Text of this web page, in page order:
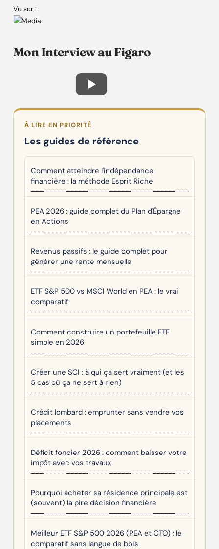
Vu sur :
Mon Interview au Figaro
À LIRE EN PRIORITÉ
Les guides de référence
Comment atteindre l'indépendance
financière : la méthode Esprit Riche
PEA 2026 : guide complet du Plan d'Épargne
en Actions
Revenus passifs : le guide complet pour
générer une rente mensuelle
ETF S&P 500 vs MSCI World en PEA : le vrai
comparatif
Comment construire un portefeuille ETF
simple en 2026
Créer une SCI : à qui ça sert vraiment (et les
5 cas où ça ne sert à rien)
Crédit lombard : emprunter sans vendre vos
placements
Déficit foncier 2026 : comment baisser votre
impôt avec vos travaux
Pourquoi acheter sa résidence principale est
(souvent) la pire décision financière
Meilleur ETF S&P 500 2026 (PEA et CTO) : le
comparatif sans langue de bois